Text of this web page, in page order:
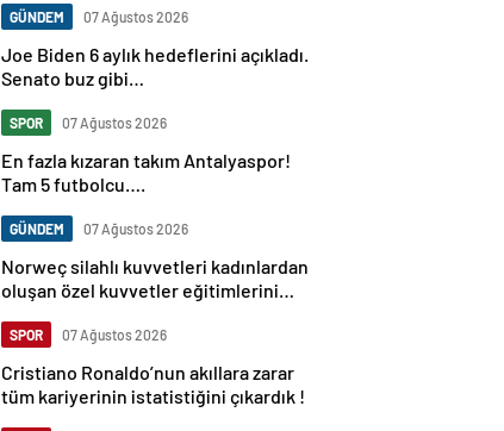
Joe Biden 6 aylık hedeflerini açıkladı.
Senato buz gibi…
En fazla kızaran takım Antalyaspor!
Tam 5 futbolcu….
Norweç silahlı kuvvetleri kadınlardan
oluşan özel kuvvetler eğitimlerini
başlattı.
Cristiano Ronaldo’nun akıllara zarar
tüm kariyerinin istatistiğini çıkardık !